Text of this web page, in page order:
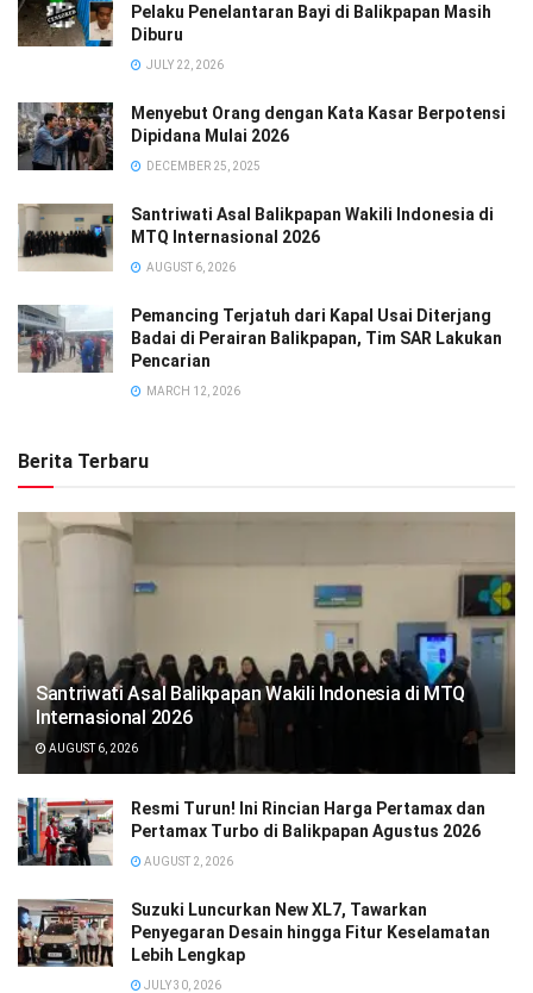
Pelaku Penelantaran Bayi di Balikpapan Masih
Diburu
JULY 22, 2026
Menyebut Orang dengan Kata Kasar Berpotensi
Dipidana Mulai 2026
DECEMBER 25, 2025
Santriwati Asal Balikpapan Wakili Indonesia di
MTQ Internasional 2026
AUGUST 6, 2026
Pemancing Terjatuh dari Kapal Usai Diterjang
Badai di Perairan Balikpapan, Tim SAR Lakukan
Pencarian
MARCH 12, 2026
Berita Terbaru
Santriwati Asal Balikpapan Wakili Indonesia di MTQ
Internasional 2026
AUGUST 6, 2026
Resmi Turun! Ini Rincian Harga Pertamax dan
Pertamax Turbo di Balikpapan Agustus 2026
AUGUST 2, 2026
Suzuki Luncurkan New XL7, Tawarkan
Penyegaran Desain hingga Fitur Keselamatan
Lebih Lengkap
JULY 30, 2026